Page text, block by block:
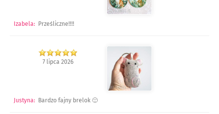
Izabela: Prześliczne!!!!
7 lipca 2026
Justyna: Bardzo fajny brelok 🙂